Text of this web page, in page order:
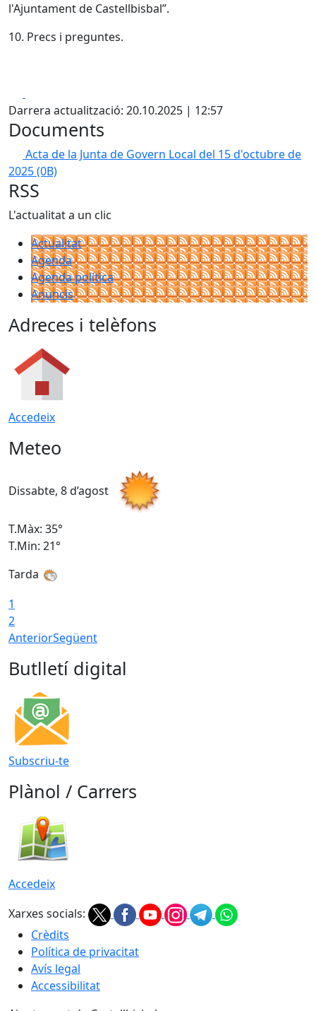
l'Ajuntament de Castellbisbal”.
10. Precs i preguntes.
Darrera actualització: 20.10.2025 | 12:57
Documents
Acta de la Junta de Govern Local del 15 d'octubre de
2025(0B)
RSS
L'actualitat a un clic
Actualitat
Agenda
Agenda política
Anuncis
Adreces i telèfons
Accedeix
Meteo
Dissabte, 8 d’agost
T.Màx: 35°
T.Min: 21°
Tarda
1
2
AnteriorSegüent
Butlletí digital
Subscriu-te
Plànol / Carrers
Accedeix
Xarxes socials:
Crèdits
Política de privacitat
Avís legal
Accessibilitat